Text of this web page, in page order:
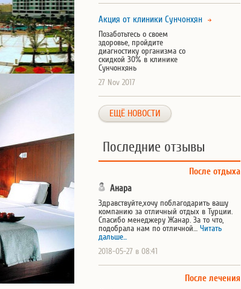
Акция от клиники Сунчонхян
Позаботьтесь о своем
здоровье, пройдите
диагностику организма со
скидкой 30% в клинике
Сунчонхянь
27 Nov 2017
ЕЩЁ НОВОСТИ
Последние отзывы
После отдыха
Анара
Здравствуйте,хочу поблагодарить вашу
компанию за отличный отдых в Турции.
Спасибо менеджеру Жанар. За то что,
подобрала нам по отличной… Читать
дальше...
2018-05-27 в 08:41
После лечения